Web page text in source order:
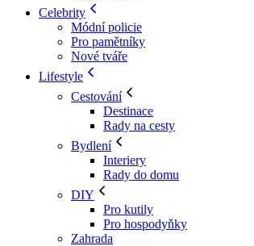
Celebrity
Módní policie
Pro pamětníky
Nové tváře
Lifestyle
Cestování
Destinace
Rady na cesty
Bydlení
Interiery
Rady do domu
DIY
Pro kutily
Pro hospodyňky
Zahrada